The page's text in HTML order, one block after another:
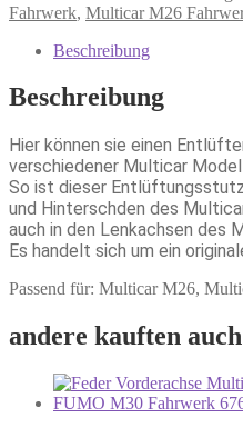
Fahrwerk, Multicar M26
Beschreibung
Beschreibung
Hier können sie einen
verschiedener Multicar
So ist dieser
und Hinterschden des
auch in den Lenkachsen des
Es handelt sich um ein
Passend für: Multicar M26,
andere kauften auch